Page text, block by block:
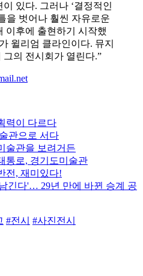
있다. 그러나 ‘결정적인
을 벗어나 훨씬 자유로운
이후에 출현하기 시작했
윌리엄 클라인이다. 뮤지
의 전시회가 열린다.”
력이 다르다
관으로 서다
술관을 보려거든
통로, 경기도미술관
전, 재미있다!
긴다'… 29년 만에 바뀐 승계 공
#전시 #사진전시